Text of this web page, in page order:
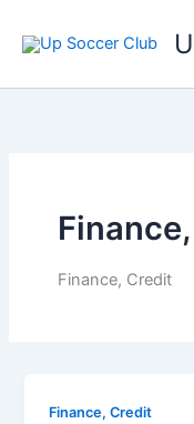
naar
inhoud
Finance, Credit
Finance, Credit